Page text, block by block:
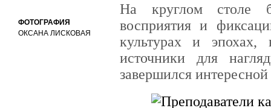
ФОТОГРАФИЯ
ОКСАНА ЛИСКОВАЯ
На круглом столе
восприятия и
культурах и
источники для
завершился